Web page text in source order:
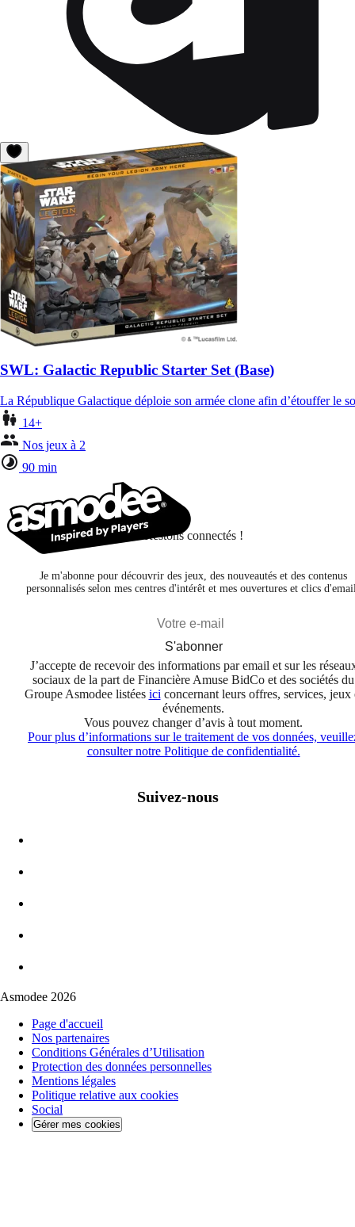
SWL: Galactic Republic Starter Set (Base)
La République Galactique déploie son armée clone afin d’étouffer le
14+
Nos jeux à 2
90 min
Restons connectés !
Je m'abonne pour découvrir des jeux, des nouveautés et des contenus
personnalisés selon mes centres d'intérêt et mes ouvertures et clics
S'abonner
J’accepte de recevoir des informations par email et sur les
sociaux de la part de Financière Amuse BidCo et des sociétés du
Groupe Asmodee listées ici concernant leurs offres, services, jeux
événements.
Vous pouvez changer d’avis à tout moment.
Pour plus d’informations sur le traitement de vos données,
consulter notre Politique de confidentialité.
Suivez-nous
Asmodee 2026
Page d'accueil
Nos partenaires
Conditions Générales d’Utilisation
Protection des données personnelles
Mentions légales
Politique relative aux cookies
Social
Gérer mes cookies